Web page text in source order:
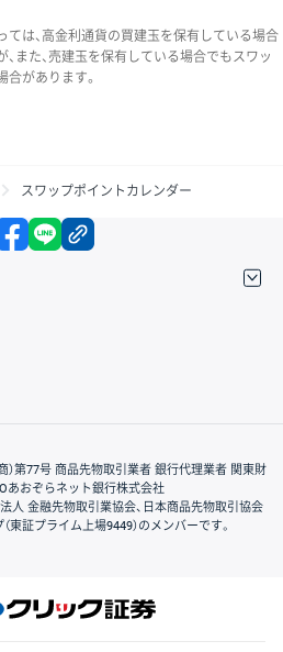
は、高金利通貨の買建玉を保有している場合
また、売建玉を保有している場合でもスワッ
があります。
スワップポイントカレンダー
X facebook
）第77号 商品先物取引業者 銀行代理業者 関東財
あおぞらネット銀行株式会社
人 金融先物取引業協会、日本商品先物取引協会
東証プライム上場9449）のメンバーです。